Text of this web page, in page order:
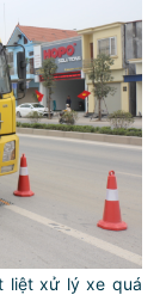
liệt xử lý xe quá